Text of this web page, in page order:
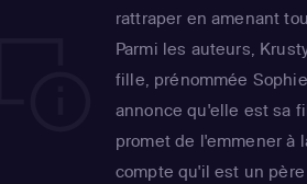
rattraper en amenant
Parmi les auteurs,
fille, prénommée
annonce qu'elle est sa
promet de l'emmener à
compte qu'il est un